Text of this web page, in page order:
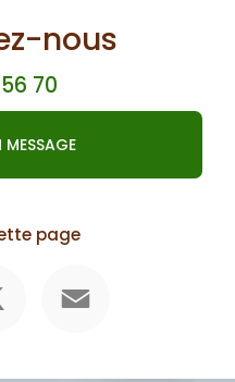
nous
56 70
MESSAGE
page